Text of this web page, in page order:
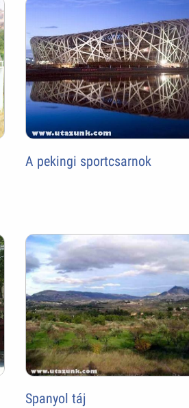
A pekingi sportcsarnok
Spanyol táj